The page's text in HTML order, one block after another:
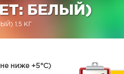
БЕЛЫЙ)
1,5 КГ
не ниже +5°С)